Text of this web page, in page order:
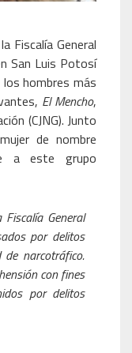
Fiscalía General
San Luis Potosí
hombres más
El Mencho,
(CJNG). Junto
de nombre
a este grupo
General
por delitos
narcotráfico.
con fines
por delitos